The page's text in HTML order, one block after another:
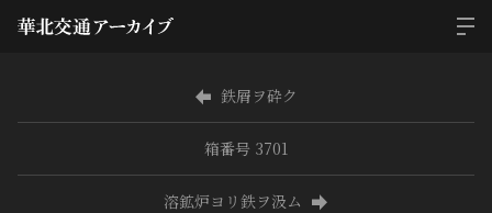
鉄屑ヲ砕ク
箱番号 3701
溶鉱炉ヨリ鉄ヲ汲ム